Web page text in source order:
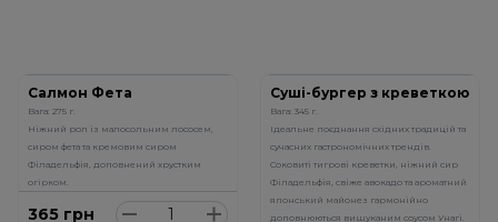
Салмон Фета
Вага: 275 г.
Ніжний рол із малосольним лососем,
сиром фета та кремовим сиром
Філадельфія, доповнений хрустким
огірком.
365 грн
Суші-бургер з креветкою
Вага: 345 г.
Ідеальне поєднання східних традицій та
сучасних гастрономічних трендів.
Соковиті тигрові креветки, ніжний сир
Філадельфія, свіже авокадо та ароматний
японський майонез гармонійно
доповнюються вишуканим соусом Унагі.